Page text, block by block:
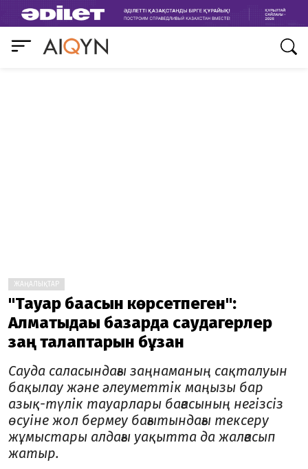
ЖАҢАЛЫҚТАР
"Тауар бағасын көрсетпеген":
Алматыдағы базарда саудагерлер
заң талаптарын бұзған
Сауда саласындағы заңнаманың сақталуын
бақылау және әлеуметтік маңызы бар
азық-түлік тауарлары бағасының негізсіз
өсуіне жол бермеу бағытындағы тексеру
жұмыстары алдағы уақытта да жалғасып
жатыр.